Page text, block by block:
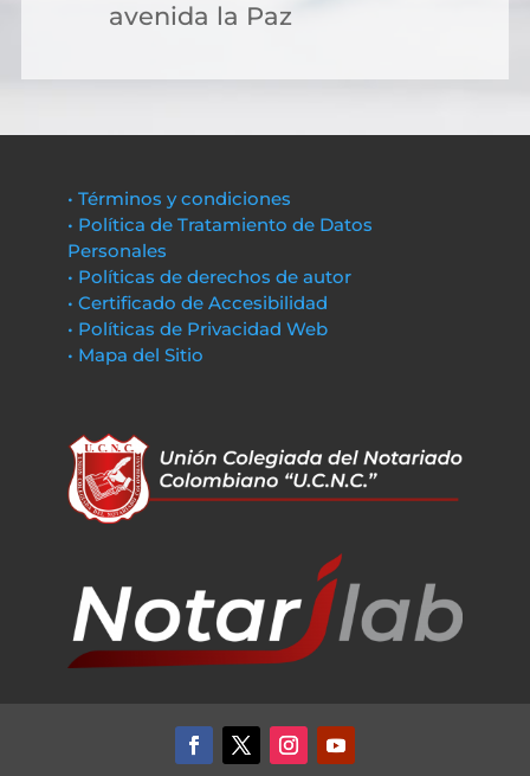
avenida la Paz
• Términos y condiciones
• Política de Tratamiento de Datos
Personales
• Políticas de derechos de autor
• Certificado de Accesibilidad
• Políticas de Privacidad Web
• Mapa del Sitio